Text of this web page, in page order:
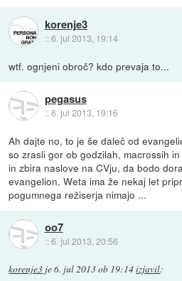
korenje3
::6. jul 2013, 19:14
wtf. ognjeni obroč? kdo prevaja to...
pegasus
::6. jul 2013, 19:16
Ah dajte no, to je še daleč od
so zrasli gor ob godzilah, macrossih
in zbira naslove na CVju, da bodo
evangelion. Weta ima že nekaj let
pogumnega režiserja nimajo ...
oo7
::6. jul 2013, 20:56
korenje3 je6. jul 2013 ob 19:14izjavil: